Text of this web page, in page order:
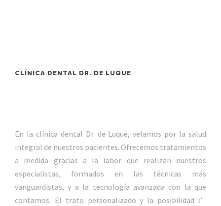
CLÍNICA DENTAL DR. DE LUQUE
En la clínica dental Dr. de Luque, velamos por la salud
integral de nuestros pacientes. Ofrecemos tratamientos
a medida gracias a la labor que realizan nuestros
especialistas, formados en las técnicas más
vanguardistas, y a la tecnología avanzada con la que
contamos. El trato personalizado y la posibilidad de